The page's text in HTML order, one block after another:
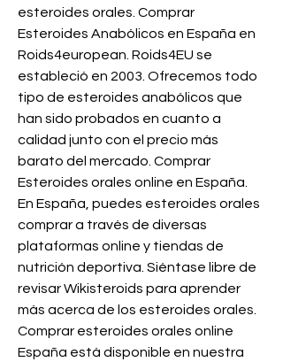
esteroides orales. Comprar
Esteroides Anabólicos en España en
Roids4european. Roids4EU se
estableció en 2003. Ofrecemos todo
tipo de esteroides anabólicos que
han sido probados en cuanto a
calidad junto con el precio más
barato del mercado. Comprar
Esteroides orales online en España.
En España, puedes esteroides orales
comprar a través de diversas
plataformas online y tiendas de
nutrición deportiva. Siéntase libre de
revisar Wikisteroids para aprender
más acerca de los esteroides orales.
Comprar esteroides orales online
España está disponible en nuestra